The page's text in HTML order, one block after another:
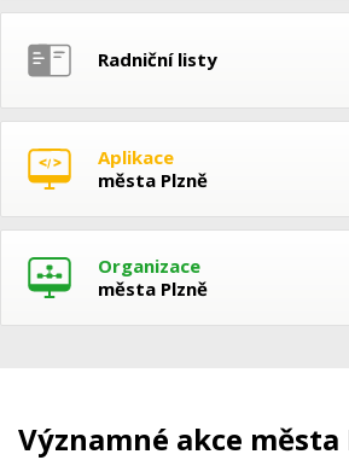
Radniční listy
Aplikace
města Plzně
Organizace
města Plzně
Významné akce města